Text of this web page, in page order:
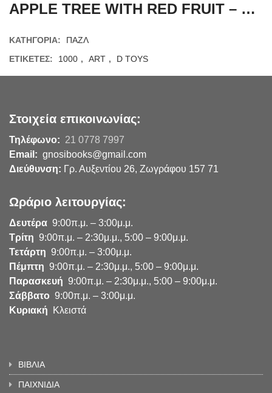
APPLE TREE WITH RED FRUIT – RANSON – 1000 ΚΟΜΜΑΤΙΑ
ΚΑΤΗΓΟΡΊΑ:
ΠΑΖΛ
ΕΤΙΚΈΤΕΣ:
1000 , ART , D TOYS
Στοιχεία επικοινωνίας:
Τηλέφωνο: 21 0778 7997
Email: gnosibooks@gmail.com
Διεύθυνση: Γρ. Αυξεντίου 26, Ζωγράφου 157 71
Ωράριο λειτουργίας:
Δευτέρα 9:00π.μ. – 3:00μ.μ.
Τρίτη 9:00π.μ. – 2:30μ.μ., 5:00 – 9:00μ.μ.
Τετάρτη 9:00π.μ. – 3:00μ.μ.
Πέμπτη 9:00π.μ. – 2:30μ.μ., 5:00 – 9:00μ.μ.
Παρασκευή 9:00π.μ. – 2:30μ.μ., 5:00 – 9:00μ.μ.
Σάββατο 9:00π.μ. – 3:00μ.μ.
Κυριακή Κλειστά
ΒΙΒΛΙΑ
ΠΑΙΧΝΙΔΙΑ